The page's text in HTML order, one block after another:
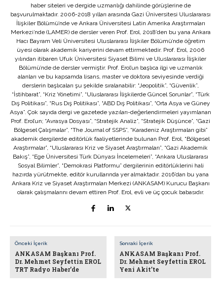
haber siteleri ve dergide uzmanlığı dahilinde görüşlerine de
başvurulmaktadır. 2006-2018 yılları arasında Gazi Üniversitesi Uluslararası
İlişkiler Bölümü’nde ve Ankara Üniversitesi Latin Amerika Araştırmaları
Merkezi’nde (LAMER) de dersler veren Prof. Erol, 2018’den bu yana Ankara
Hacı Bayram Veli Üniversitesi Uluslararası İlişkiler Bölümü’nde öğretim
üyesi olarak akademik kariyerini devam ettirmektedir. Prof. Erol, 2006
yılından itibaren Ufuk Üniversitesi Siyaset Bilimi ve Uluslararası İlişkiler
Bölümü’nde de dersler vermiştir. Prof. Erol’un başlıca ilgi ve uzmanlık
alanları ve bu kapsamda lisans, master ve doktora seviyesinde verdiği
derslerin başlıcaları şu şekilde sıralanabilir: “Jeopolitik”, “Güvenlik”,
“İstihbarat”, “Kriz Yönetimi”, “Uluslararası İlişkilerde Güncel Sorunlar”, “Türk
Dış Politikası”, “Rus Dış Politikası”, “ABD Dış Politikası”, “Orta Asya ve Güney
Asya”. Çok sayıda dergi ve gazetede yazıları-değerlendirmeleri yayımlanan
Prof. Erol’un; “Avrasya Dosyası”, “Stratejik Analiz”, “Stratejik Düşünce”, “Gazi
Bölgesel Çalışmalar”, “The Journal of SSPS”, “Karadeniz Araştırmaları gibi”
akademik dergilerde editörlük faaliyetlerinde bulunan Prof. Erol, “Bölgesel
Araştırmalar”, “Uluslararası Kriz ve Siyaset Araştırmaları”, “Gazi Akademik
Bakış”, “Ege Üniversitesi Türk Dünyası İncelemeleri”, “Ankara Uluslararası
Sosyal Bilimler”, “Demokrasi Platformu” dergilerinin editörlüklerini hali
hazırda yürütmekte, editör kurullarında yer almaktadır. 2016’dan bu yana
Ankara Kriz ve Siyaset Araştırmaları Merkezi (ANKASAM) Kurucu Başkanı
olarak çalışmalarını devam ettiren Prof. Erol, evli ve üç çocuk babasıdır.
Önceki İçerik
ANKASAM Başkanı Prof.
Dr. Mehmet Seyfettin EROL
TRT Radyo Haber’de
Sonraki İçerik
ANKASAM Başkanı Prof.
Dr. Mehmet Seyfettin EROL
Yeni Akit’te